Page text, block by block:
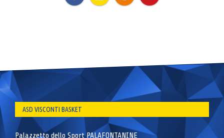
ASD VISCONTI BASKET
Palazzetto dello Sport PALAFONTANINE